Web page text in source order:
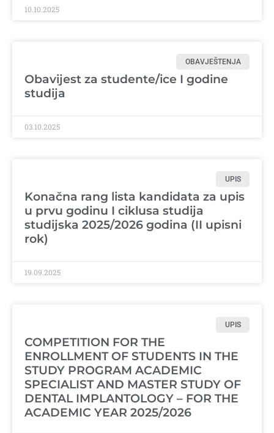
10.10.2025
OBAVJEŠTENJA
Obavijest za studente/ice I godine
studija
03.10.2025
UPIS
Konačna rang lista kandidata za upis
u prvu godinu I ciklusa studija
studijska 2025/2026 godina (II upisni
rok)
19.09.2025
UPIS
COMPETITION FOR THE
ENROLLMENT OF STUDENTS IN THE
STUDY PROGRAM ACADEMIC
SPECIALIST AND MASTER STUDY OF
DENTAL IMPLANTOLOGY – FOR THE
ACADEMIC YEAR 2025/2026